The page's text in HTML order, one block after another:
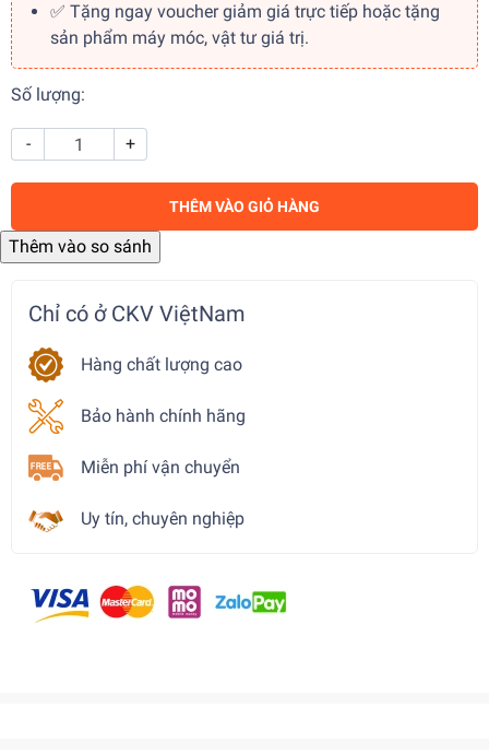
✅ Tặng ngay voucher giảm giá trực tiếp hoặc tặng
sản phẩm máy móc, vật tư giá trị.
Số lượng:
- +
THÊM VÀO GIỎ HÀNG
Chỉ có ở CKV ViệtNam
Hàng chất lượng cao
Bảo hành chính hãng
Miễn phí vận chuyển
Uy tín, chuyên nghiệp